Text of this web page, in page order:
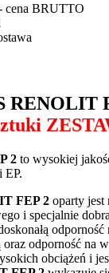
cena BRUTTO
RENOLIT
2 to wysokiej
EP.
FEP 2 oparty jest
i specjalnie
odporność na
obciążeń i